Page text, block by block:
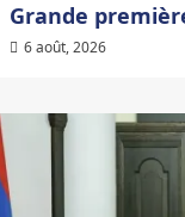
Grande
6 août, 2026